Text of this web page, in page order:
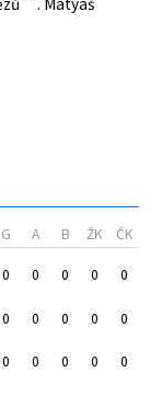
G A B ŽK ČK
0 0 0 0 0
0 0 0 0 0
0 0 0 0 0